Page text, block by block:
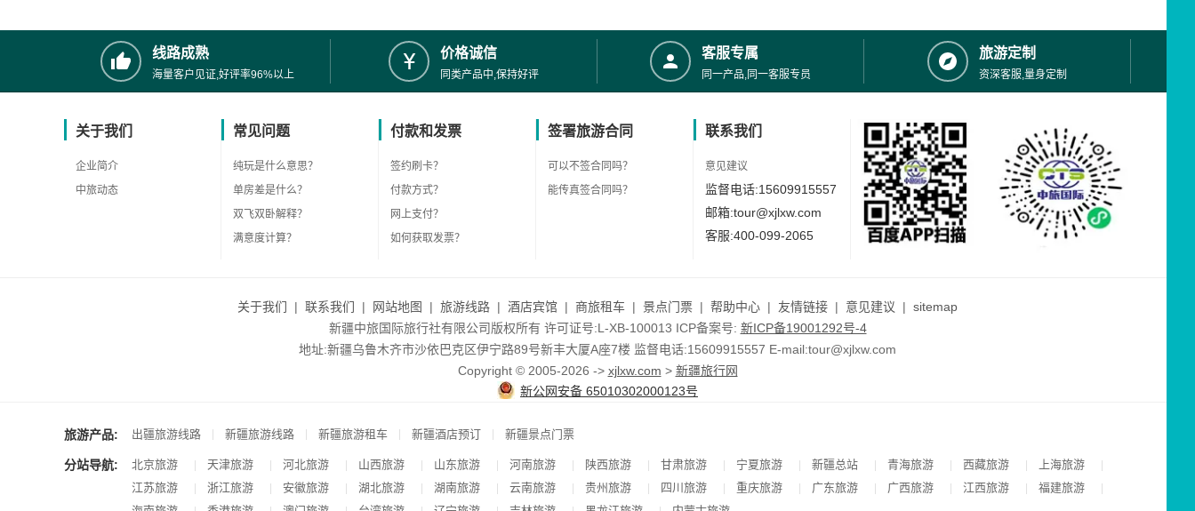
线路成熟
海量客户见证,好评率96%以上
价格诚信
同类产品中,保持好评
客服专属
同一产品,同一客服专员
旅游定制
资深客服,量身定制
关于我们
企业简介
中旅动态
常见问题
纯玩是什么意思？
单房差是什么？
双飞双卧解释？
满意度计算？
付款和发票
签约刷卡？
付款方式？
网上支付？
如何获取发票？
签署旅游合同
可以不签合同吗？
能传真签合同吗？
联系我们
意见建议
监督电话:15609915557
邮箱:tour@xjlxw.com
客服:400-099-2065
关于我们 | 联系我们 | 网站地图 | 旅游线路 | 酒店宾馆 | 商旅租车 | 景点门票 | 帮助中心 | 友情链接 | 意见建议 | sitemap
新疆中旅国际旅行社有限公司版权所有 许可证号:L-XB-100013 ICP备案号: 新ICP备19001292号-4
地址:新疆乌鲁木齐市沙依巴克区伊宁路89号新丰大厦A座7楼 监督电话:15609915557 E-mail:tour@xjlxw.com
Copyright © 2005-2026 -> xjlxw.com > 新疆旅行网
新公网安备 65010302000123号
旅游产品: 出疆旅游线路 | 新疆旅游线路 | 新疆旅游租车 | 新疆酒店预订 | 新疆景点门票
分站导航: 北京旅游 | 天津旅游 | 河北旅游 | 山西旅游 | 山东旅游 | 河南旅游 | 陕西旅游 | 甘肃旅游 | 宁夏旅游 | 新疆总站 | 青海旅游 | 西藏旅游 | 上海旅游 |
江苏旅游 | 浙江旅游 | 安徽旅游 | 湖北旅游 | 湖南旅游 | 云南旅游 | 贵州旅游 | 四川旅游 | 重庆旅游 | 广东旅游 | 广西旅游 | 江西旅游 | 福建旅游 |